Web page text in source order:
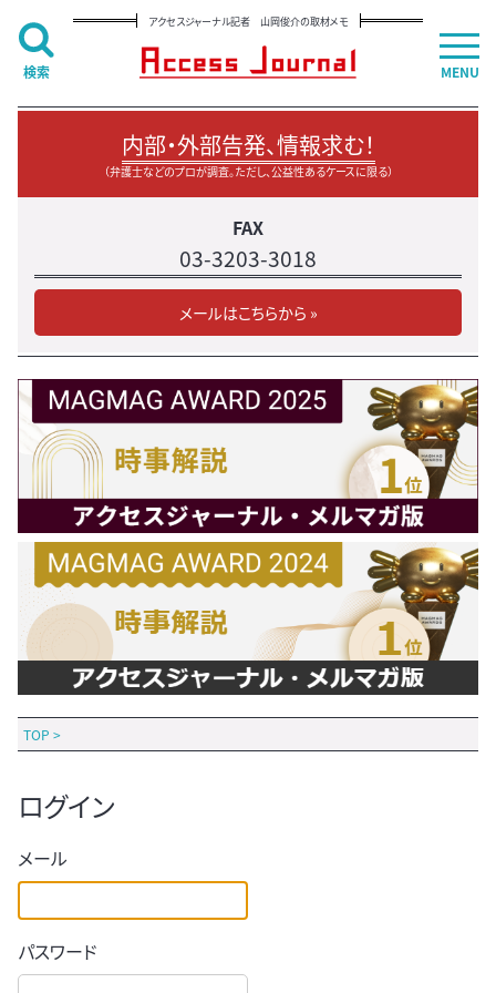
アクセスジャーナル記者 山岡俊介の取材メモ
内部・外部告発、情報求む！
（弁護士などのプロが調査。ただし、公益性あるケースに限る）
FAX
03-3203-3018
メールはこちらから »
TOP >
ログイン
メール
パスワード
MENU
検索